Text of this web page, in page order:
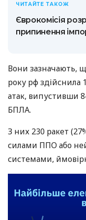
ЧИТАЙТЕ ТАКОЖ
Єврокомісія
припинення
Вони зазначають,
року рф здійснила
атак, випустивши
БПЛА.
З них 230 ракет
силами ППО або
системами,